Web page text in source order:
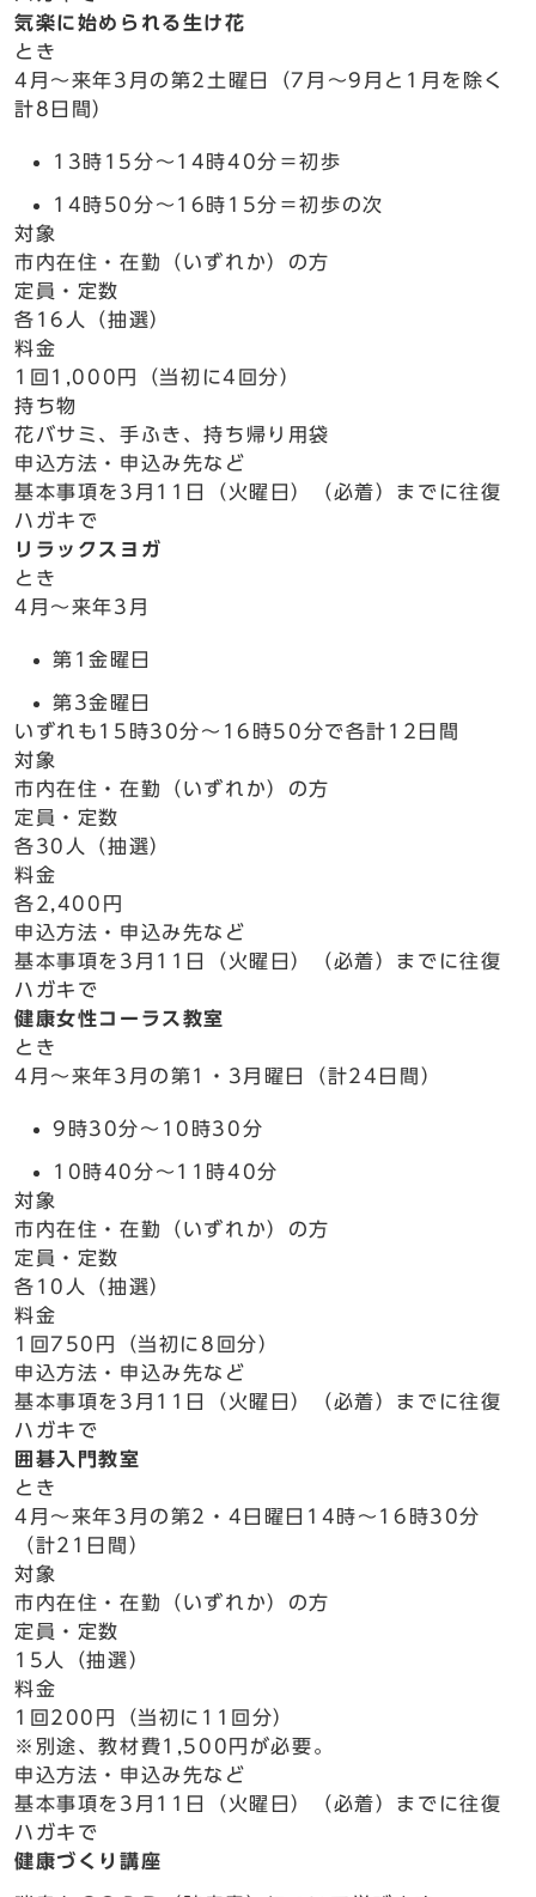
気楽に始められる生け花
とき
4月～来年3月の第2土曜日（7月～9月と1月を除く
計8日間）
13時15分～14時40分＝初歩
14時50分～16時15分＝初歩の次
対象
市内在住・在勤（いずれか）の方
定員・定数
各16人（抽選）
料金
1回1,000円（当初に4回分）
持ち物
花バサミ、手ふき、持ち帰り用袋
申込方法・申込み先など
基本事項を3月11日（火曜日）（必着）までに往復
ハガキで
リラックスヨガ
とき
4月～来年3月
第1金曜日
第3金曜日
いずれも15時30分～16時50分で各計12日間
対象
市内在住・在勤（いずれか）の方
定員・定数
各30人（抽選）
料金
各2,400円
申込方法・申込み先など
基本事項を3月11日（火曜日）（必着）までに往復
ハガキで
健康女性コーラス教室
とき
4月～来年3月の第1・3月曜日（計24日間）
9時30分～10時30分
10時40分～11時40分
対象
市内在住・在勤（いずれか）の方
定員・定数
各10人（抽選）
料金
1回750円（当初に8回分）
申込方法・申込み先など
基本事項を3月11日（火曜日）（必着）までに往復
ハガキで
囲碁入門教室
とき
4月～来年3月の第2・4日曜日14時～16時30分
（計21日間）
対象
市内在住・在勤（いずれか）の方
定員・定数
15人（抽選）
料金
1回200円（当初に11回分）
※別途、教材費1,500円が必要。
申込方法・申込み先など
基本事項を3月11日（火曜日）（必着）までに往復
ハガキで
健康づくり講座